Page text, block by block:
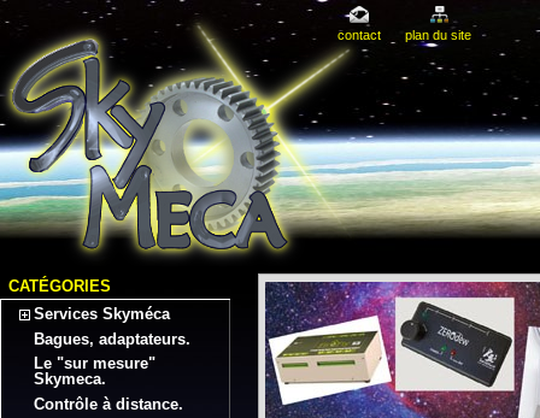
contact plan du site
CATÉGORIES
Services Skyméca
Bagues, adaptateurs.
Le "sur mesure"
Skymeca.
Contrôle à distance.